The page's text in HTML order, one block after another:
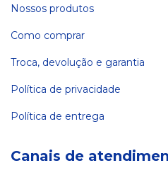
Nossos produtos
Como comprar
Troca, devolução e garantia
Política de privacidade
Política de entrega
Canais de